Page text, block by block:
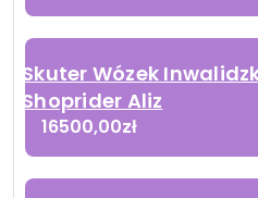
Skuter Wózek
Shoprider Aliz
16500,00zł